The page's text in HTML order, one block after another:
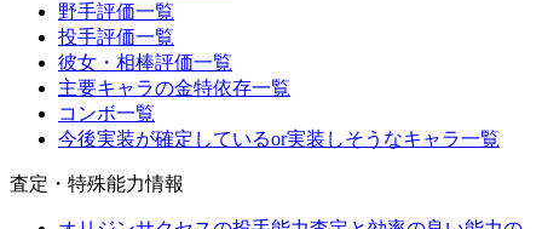
野手評価一覧
投手評価一覧
彼女・相棒評価一覧
主要キャラの金特依存一覧
コンボ一覧
今後実装が確定しているor実装しそうなキャラ一覧
査定・特殊能力情報